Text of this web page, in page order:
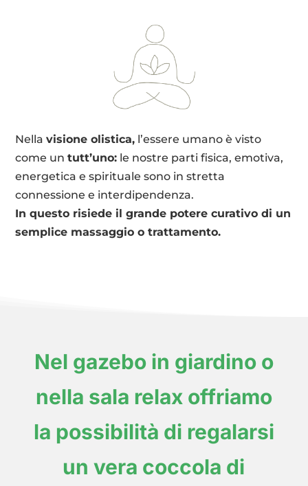
Nellavisione olistica, l’essere umano è visto
come untutt’uno: le nostre parti fisica, emotiva,
energetica e spirituale sono in stretta
connessione e interdipendenza.
In questo risiede il grande potere curativo di un
semplice massaggio o trattamento.
Nel gazebo in giardino o
nella sala relax offriamo
la possibilità di regalarsi
un vera coccola di